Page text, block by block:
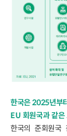
한국은 2025년부
EU 회원국과 같은
한국의 준회원국